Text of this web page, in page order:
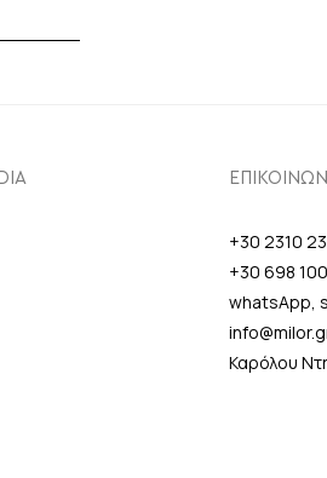
+30 2310
+30 698
whatsApp,
Καρόλου